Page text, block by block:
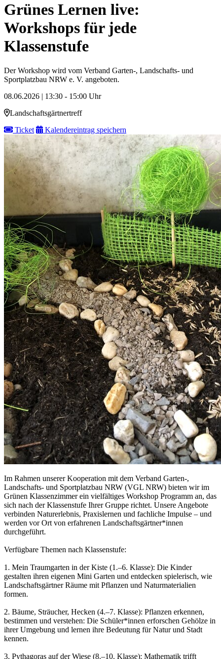
Grünes Lernen live:
Workshops für jede
Klassenstufe
Der Workshop wird vom Verband Garten-, Landschafts- und
Sportplatzbau NRW e. V. angeboten.
08.06.2026 | 13:30 - 15:00 Uhr
Landschaftsgärtnertreff
Ticket
Kalendereintrag speichern
Im Rahmen unserer Kooperation mit dem Verband Garten-,
Landschafts- und Sportplatzbau NRW (VGL NRW) bieten wir im
Grünen Klassenzimmer ein vielfältiges Workshop Programm an, das
sich nach der Klassenstufe Ihrer Gruppe richtet. Unsere Angebote
verbinden Naturerlebnis, Praxislernen und fachliche Impulse – und
werden vor Ort von erfahrenen Landschaftsgärtner*innen
durchgeführt.
Verfügbare Themen nach Klassenstufe:
1. Mein Traumgarten in der Kiste (1.–6. Klasse): Die Kinder
gestalten ihren eigenen Mini Garten und entdecken spielerisch, wie
Landschaftsgärtner Räume mit Pflanzen und Naturmaterialien
formen.
2. Bäume, Sträucher, Hecken (4.–7. Klasse): Pflanzen erkennen,
bestimmen und verstehen: Die Schüler*innen erforschen Gehölze in
ihrer Umgebung und lernen ihre Bedeutung für Natur und Stadt
kennen.
3. Pythagoras auf der Wiese (8.–10. Klasse): Mathematik trifft